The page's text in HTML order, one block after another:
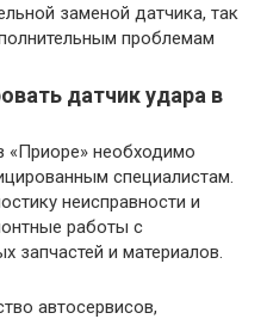
заменой датчика, так
проблемам
датчик удара в
«Приоре» необходимо
специалистам.
неисправности и
работы с
запчастей и материалов.
автосервисов,